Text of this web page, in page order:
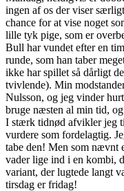
ingen af os der viser
chance for at vise noget
lille tyk pige, som er
Bull har vundet efter en
runde, som han taber
ikke har spillet så dårligt
tvivlende). Min
Nulsson, og jeg vinder
bruge næsten al min tid,
I stærk tidnød afvikler jeg
vurdere som fordelagtig.
tabe den! Men som nævnt
vader lige ind i en kombi,
variant, der lugtede langt
tirsdag er fridag!